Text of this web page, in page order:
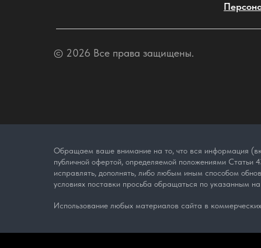
© 2026 Все права защищены.
Обращаем ваше внимание на то, что вся информация
публичной офертой, определяемой положениями Статьи
исправлять, дополнять, либо любым иным способом
условиях поставки просьба обращаться по указанным
Использование любых материалов сайта в